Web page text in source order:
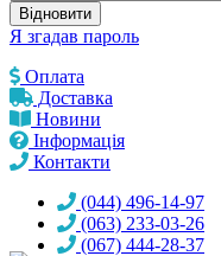
Відновити
Я згадав пароль
Оплата
Доставка
Новини
Інформація
Контакти
(044) 496-14-97
(063) 233-03-26
(067) 444-28-37